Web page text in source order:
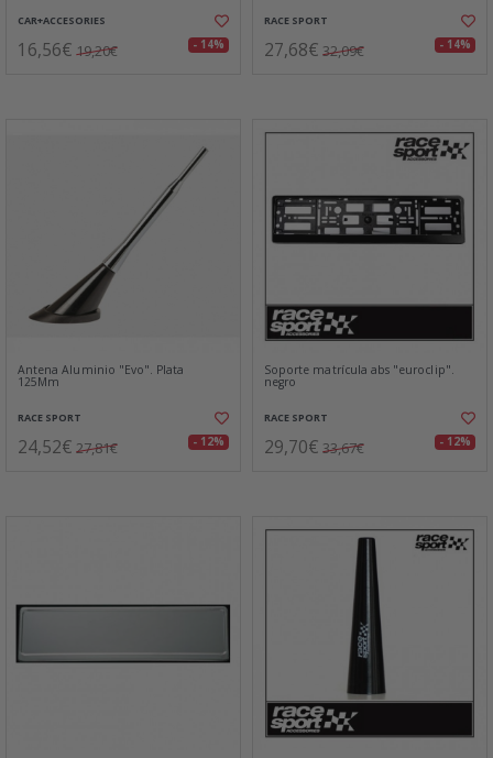
CAR+ACCESORIES
16,56€ 19,20€ - 14%
RACE SPORT
27,68€ 32,09€ - 14%
Antena Aluminio "Evo". Plata
125Mm
RACE SPORT
24,52€ 27,81€ - 12%
Soporte matrícula abs "euroclip".
negro
RACE SPORT
29,70€ 33,67€ - 12%